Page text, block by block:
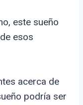
este sueño
esos
acerca de
podría ser